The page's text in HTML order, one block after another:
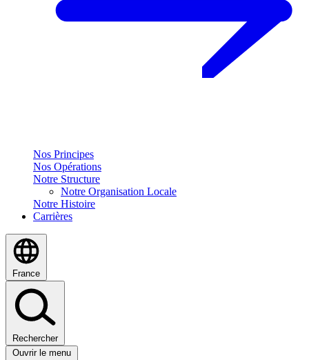
Nos Principes
Nos Opérations
Notre Structure
Notre Organisation Locale
Notre Histoire
Carrières
France
Rechercher
Ouvrir le menu